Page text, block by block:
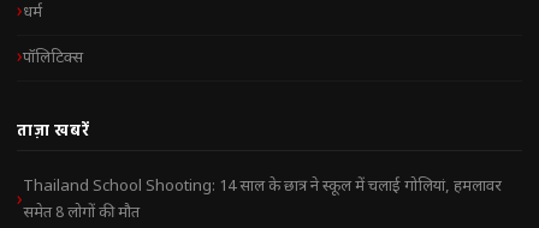
धर्म
पॉलिटिक्स
ताज़ा खबरें
Thailand School Shooting: 14 साल के छात्र ने स्कूल में चलाई गोलियां, हमलावर
समेत 8 लोगों की मौत